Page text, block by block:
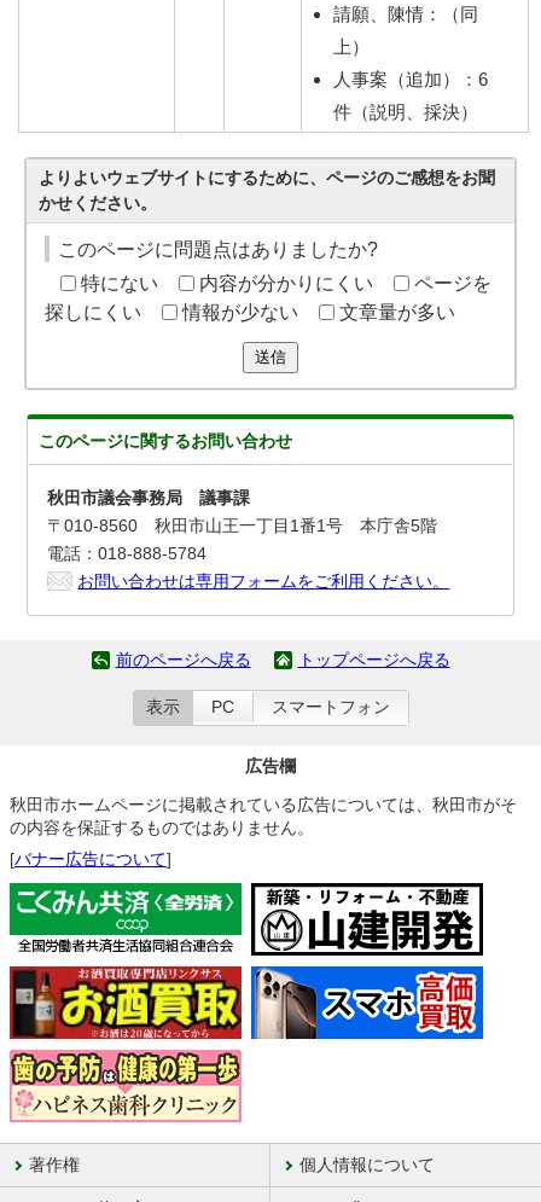
請願、陳情：（同
上）
人事案（追加）：6
件（説明、採決）
よりよいウェブサイトにするために、ページのご感想をお聞
かせください。
このページに問題点はありましたか?
特にない
内容が分かりにくい
ページを
探しにくい
情報が少ない 文章量が多い
送信
このページに関するお問い合わせ
秋田市議会事務局 議事課
〒010-8560 秋田市山王一丁目1番1号 本庁舎5階
電話：018-888-5784
お問い合わせは専用フォームをご利用ください。
前のページへ戻る トップページへ戻る
表示 PC スマートフォン
広告欄
秋田市ホームページに掲載されている広告については、秋田市がそ
の内容を保証するものではありません。
[バナー広告について]
著作権 個人情報について